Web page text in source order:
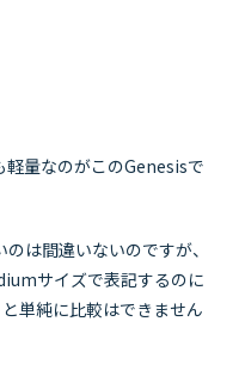
軽量なのがこのGenesisで
は間違いないのですが、
サイズで表記するのに
単純に比較はできません